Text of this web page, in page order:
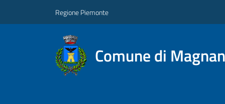
Regione Piemonte
Comune di